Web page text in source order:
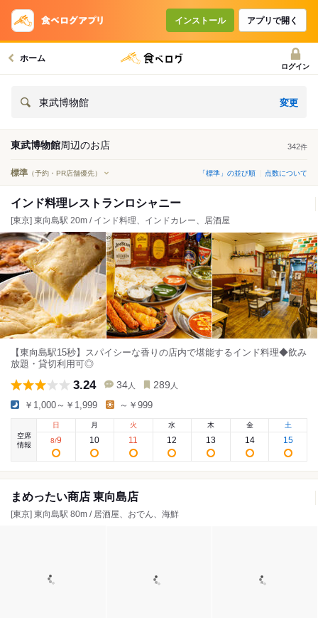
インストール アプリで開く
ホーム
ログイン
東武博物館 変更
東武博物館周辺のお店 342件
標準 （予約・PR店舗優先） 「標準」の並び順 点数について
インド料理レストランロシャニー
[東京] 東向島駅 20m / インド料理、インドカレー、居酒屋
【東向島駅15秒】スパイシーな香りの店内で堪能するインド料理◆飲み
放題・貸切利用可◎
3.24 34 人 289 人
￥1,000～￥1,999 ～￥999
空席
情報
日
8/9
月
10
火
11
水
12
木
13
金
14
土
15
まめったい商店 東向島店
[東京] 東向島駅 80m / 居酒屋、おでん、海鮮